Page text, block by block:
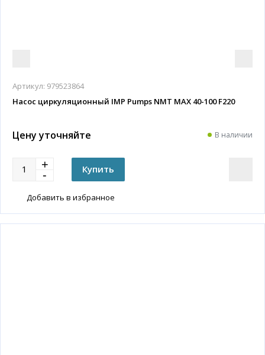
Артикул: 979523864
Насос циркуляционный IMP Pumps NMT MAX 40-100 F220
Цену уточняйте В наличии
Добавить в избранное